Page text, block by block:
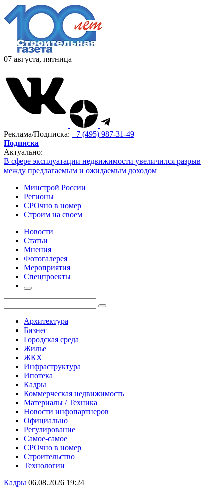
07 августа, пятница
Реклама/Подписка: +7 (495) 987-31-49
Подписка
Актуально:
В сфере эксплуатации недвижимости увеличился разрыв
между предлагаемым и ожидаемым доходом
Минстрой России
Регионы
СРОчно в номер
Строим на своем
Новости
Статьи
Мнения
Фотогалерея
Мероприятия
Спецпроекты
Архитектура
Бизнес
Городская среда
Жилье
ЖКХ
Инфраструктура
Ипотека
Кадры
Коммерческая недвижимость
Материалы / Техника
Новости инфопартнеров
Официально
Регулирование
Самое-самое
СРОчно в номер
Строительство
Технологии
Кадры 06.08.2026 19:24